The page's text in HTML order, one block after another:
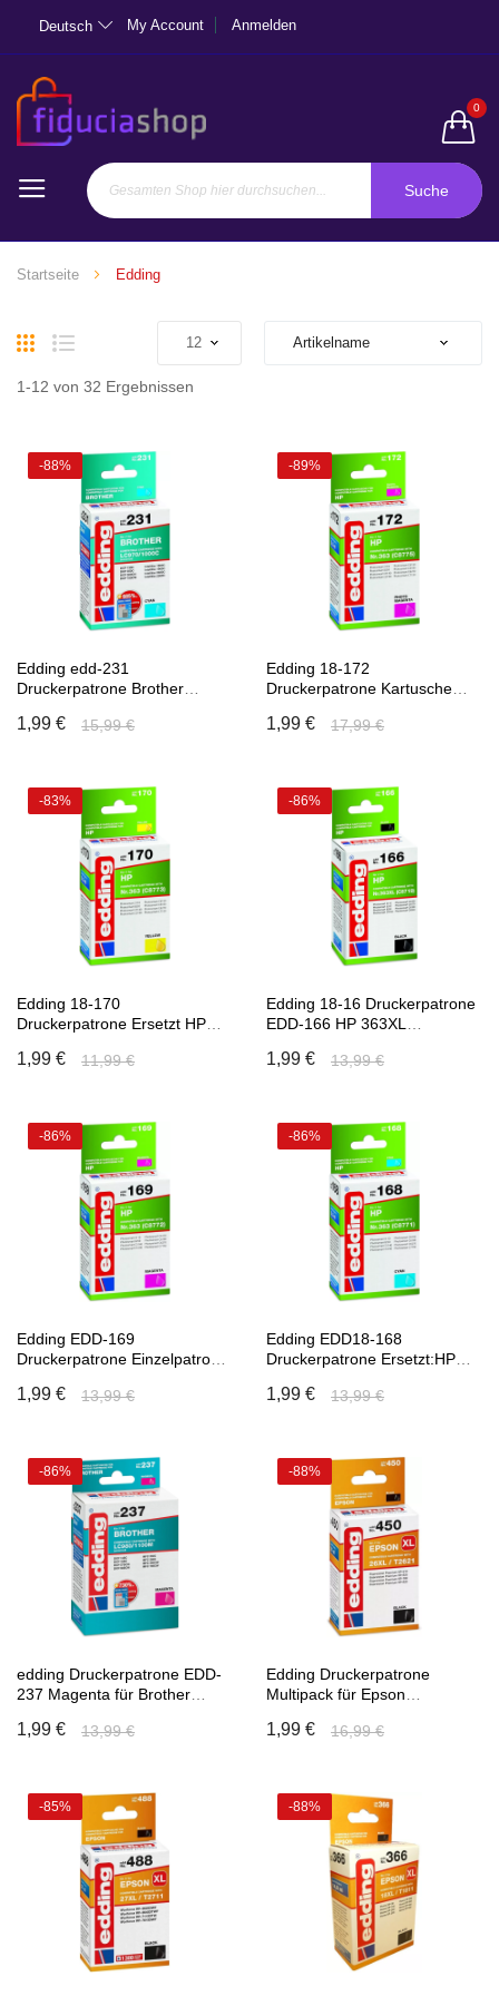
Deutsch My Account Anmelden
0
Suche
Startseite Edding
Liste
1-12 von 32 Ergebnissen
-88%
In den Warenkorb
Edding edd-231
Druckerpatrone Brother
Einzelpatrone
1,99 € 15,99 €
-89%
In den Warenkorb
Edding 18-172
Druckerpatrone Kartusche
C8775 Einzelpatrone
1,99 € 17,99 €
-83%
In den Warenkorb
Edding 18-170
Druckerpatrone Ersetzt HP
C8773 Einzelpatrone
1,99 € 11,99 €
-86%
In den Warenkorb
Edding 18-16 Druckerpatrone
EDD-166 HP 363XL
Kartusche C8719
1,99 € 13,99 €
-86%
In den Warenkorb
Edding EDD-169
Druckerpatrone Einzelpatrone
(C8772)
1,99 € 13,99 €
-86%
In den Warenkorb
Edding EDD18-168
Druckerpatrone Ersetzt:HP
C8771 CYAN
1,99 € 13,99 €
-86%
In den Warenkorb
edding Druckerpatrone EDD-
237 Magenta für Brother
Einzelpatrone
1,99 € 13,99 €
-88%
In den Warenkorb
Edding Druckerpatrone
Multipack für Epson
510,520,600, 605
1,99 € 16,99 €
-85% -88%